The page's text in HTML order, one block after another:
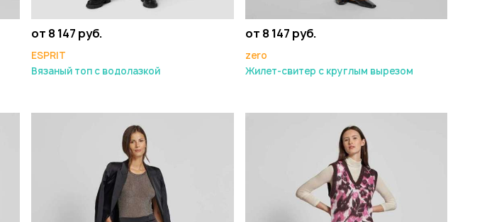
от 8 147 руб.
ESPRIT
Вязаный топ с водолазкой
от 8 147 руб.
zero
Жилет-свитер с круглым вырезом